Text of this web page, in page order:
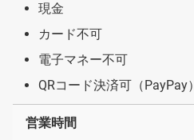
現金
カード不可
電子マネー不可
QRコード決済可（PayPay）
営業時間